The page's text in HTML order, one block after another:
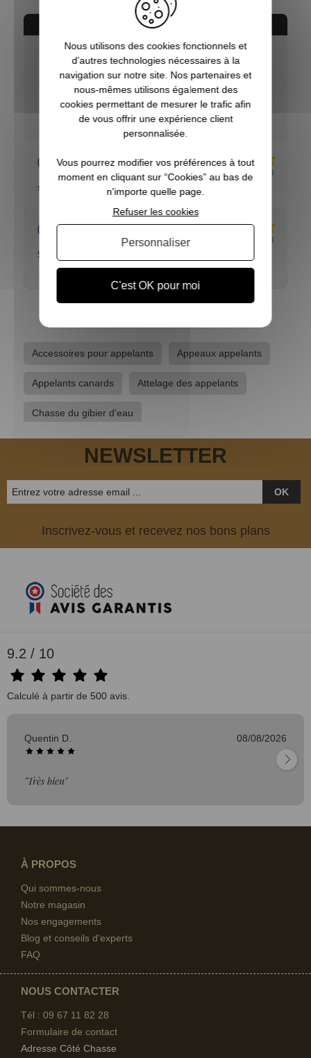
AVIS CONCERNANT LE PRODUIT
VOIR L'ATTESTATION
10
Basé sur 2 avis
Acheteur Vérifié
Publié le 22/05/2021 à 16:51 (Date de commande : 15/05/2021)
super produit je le conseil
Acheteur Vérifié
Publié le 03/05/2021 à 16:11(Date de commande : 27/04/2021)
Superbe produit merci
Accessoires pour appelants Appeaux appelants
Appelants canards Attelage des appelants
Chasse du gibier d'eau
NEWSLETTER
OK
Inscrivez-vous et recevez nos bons plans
9.2 / 10
Calculé à partir de 500 avis.
Quentin D. 08/08/2026
"Très bien"
À PROPOS
Qui sommes-nous
Notre magasin
Nos engagements
Blog et conseils d'experts
FAQ
NOUS CONTACTER
Tél : 09 67 11 82 28
Formulaire de contact
Adresse Côté Chasse
Nous utilisons des cookies fonctionnels et
d’autres technologies nécessaires à la
navigation sur notre site. Nos partenaires et
nous-mêmes utilisons également des
cookies permettant de mesurer le trafic afin
de vous offrir une expérience client
personnalisée.
Vous pourrez modifier vos préférences à tout
moment en cliquant sur “Cookies” au bas de
n'importe quelle page.
C'est OK pour moi
Refuser les cookies
Personnaliser